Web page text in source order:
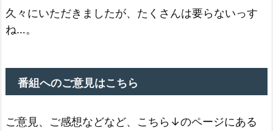
久々にいただきましたが、たくさんは要らないっす
ね…。
番組へのご意見はこちら
ご意見、ご感想などなど、こちら↓のページにある